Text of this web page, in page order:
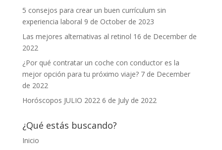
5 consejos para crear un buen currículum sin
experiencia laboral 9 de October de 2023
Las mejores alternativas al retinol 16 de December de
2022
¿Por qué contratar un coche con conductor es la
mejor opción para tu próximo viaje? 7 de December
de 2022
Horóscopos JULIO 2022 6 de July de 2022
¿Qué estás buscando?
Inicio